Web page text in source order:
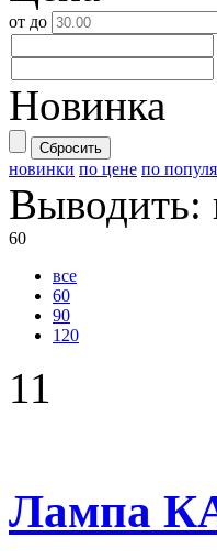
от до
Новинка
Сбросить
новинки по цене по
Выводить:
60
все
60
90
120
11
Лампа